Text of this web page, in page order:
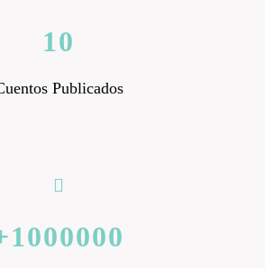
10
Publicados
1000000